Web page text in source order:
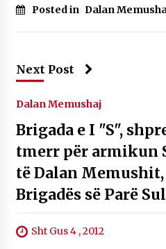
Posted in Dalan
Next Post
Dalan Memushaj
Brigada e I "S",
tmerr për armikun
të Dalan
Brigadës së Parë
Sht Gus 4 , 2012